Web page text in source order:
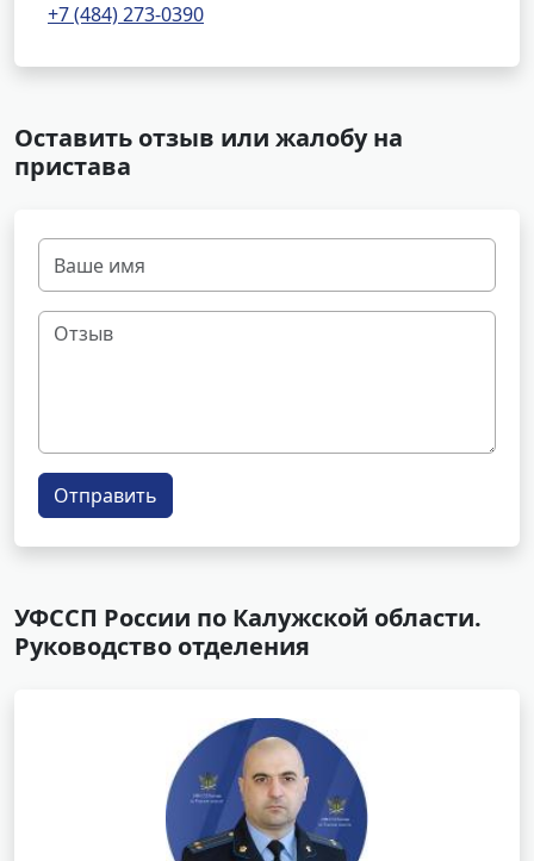
+7 (484) 273-0390
Оставить отзыв или жалобу на
пристава
Отправить
УФССП России по Калужской области.
Руководство отделения